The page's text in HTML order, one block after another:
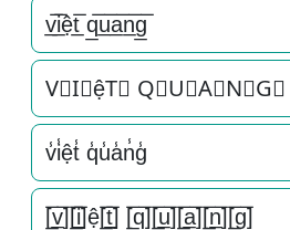
v̲̅i̲̅ệt̲̅ q̲̅u̲̅a̲̅n̲̅g̲̅
V⃣I⃣ệT⃣ Q⃣U⃣A⃣N⃣G⃣
v̾i̾ệt̾ q̾u̾a̾n̾g̾
[̲̅v̲̅][̲̅i̲̅]ệ[̲̅t̲̅] [̲̅q̲̅][̲̅u̲̅][̲̅a̲̅][̲̅n̲̅][̲̅g̲̅]